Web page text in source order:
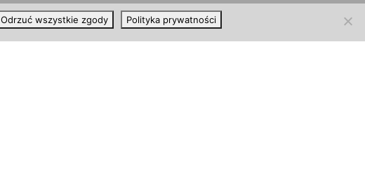
Odrzuć wszystkie zgody Polityka prywatności